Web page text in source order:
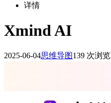
详情
Xmind AI
2025-06-04思维导图139 次浏览